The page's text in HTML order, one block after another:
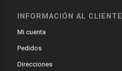
INFORMACIÓN AL CLIENTE
Mi cuenta
Pedidos
Direcciones